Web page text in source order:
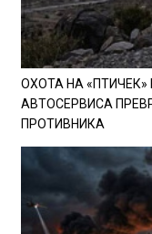
ОХОТА НА
АВТОСЕРВИСА
ПРОТИВНИКА